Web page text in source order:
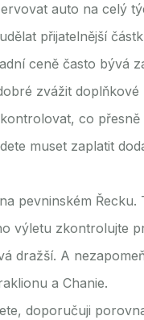
auto na celý
přijatelnější
ceně často bývá
zvážit doplňkové
co přesně
muset zaplatit
pevninském Řecku.
výletu zkontrolujte
dražší. A
a Chanie.
doporučuji